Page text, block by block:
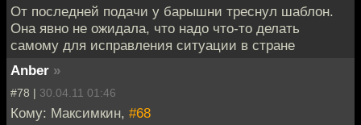
От последней подачи у барышни треснул шаблон.
Она явно не ожидала, что надо что-то делать
самому для исправления ситуации в стране
Anber »
#78 | 30.04.11 01:46
Кому: Максимкин, #68